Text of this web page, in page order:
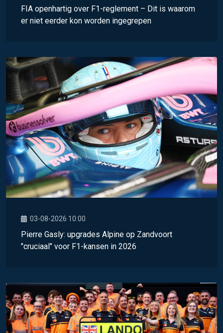
FIA openhartig over F1-reglement – Dit is waarom
er niet eerder kon worden ingegrepen
03-08-2026 10:00
Pierre Gasly: upgrades Alpine op Zandvoort
"cruciaal" voor F1-kansen in 2026